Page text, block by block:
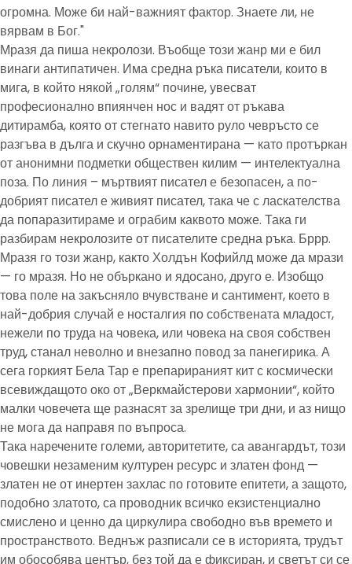
огромна. Може би най-важният фактор. Знаете ли, не
вярвам в Бог."
Мразя да пиша некролози. Въобще този жанр ми е бил
винаги антипатичен. Има средна ръка писатели, които в
мига, в който някой „голям“ почине, увесват
професионално впиянчен нос и вадят от ръкава
дитирамба, която от стегнато навито руло чевръсто се
разгъва в дълга и скучно орнаментирана — като протъркан
от анонимни подметки обществен килим — интелектуална
поза. По линия – мъртвият писател е безопасен, а по-
добрият писател е живият писател, така че с ласкателства
да попаразитираме и ограбим каквото може. Така ги
разбирам некролозите от писателите средна ръка. Бррр.
Мразя го този жанр, както Холдън Кофийлд може да мрази
— го мразя. Но не объркано и ядосано, друго е. Изобщо
това поле на закъсняло вчувстване и сантимент, което в
най-добрия случай е носталгия по собствената младост,
нежели по труда на човека, или човека на своя собствен
труд, станал неволно и внезапно повод за панегирика. А
сега горкият Бела Тар е препарираният кит с космически
всевиждащото око от „Веркмайстерови хармонии“, който
малки човечета ще разнасят за зрелище три дни, и аз нищо
не мога да направя по въпроса.
Така наречените големи, авторитетите, са авангардът, този
човешки незаменим културен ресурс и златен фонд —
златен не от инертен захлас по готовите епитети, а защото,
подобно златото, са проводник всичко екзистенциално
смислено и ценно да циркулира свободно във времето и
пространството. Веднъж разписали се в историята, трудът
им обособява център, без той да е фиксиран, и светът си се